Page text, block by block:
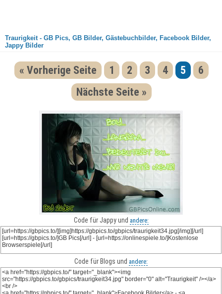
Traurigkeit - GB Pics, GB Bilder, Gästebuchbilder, Facebook Bilder,
Jappy Bilder
« Vorherige Seite 1 2 3 4 5
6
Nächste Seite »
Code für Jappy und andere:
Code für Blogs und andere: